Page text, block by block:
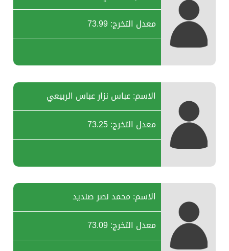
معدل التخرج: 73.99
الاسم: عباس نزار عباس الربيعي
معدل التخرج: 73.25
الاسم: محمد نصر صنديد
معدل التخرج: 73.09